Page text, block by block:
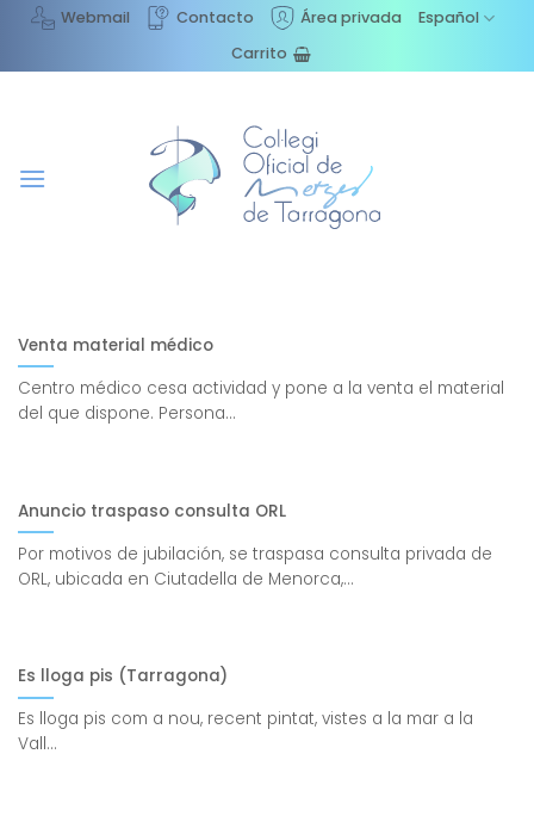
Saltar
contenido
Webmail Contacto Área privada
Español
Carrito
Venta material médico
Centro médico cesa actividad y pone a la venta el material
del que dispone. Persona...
Anuncio traspaso consulta ORL
Por motivos de jubilación, se traspasa consulta privada de
ORL, ubicada en Ciutadella de Menorca,...
Es lloga pis (Tarragona)
Es lloga pis com a nou, recent pintat, vistes a la mar a la
Vall...